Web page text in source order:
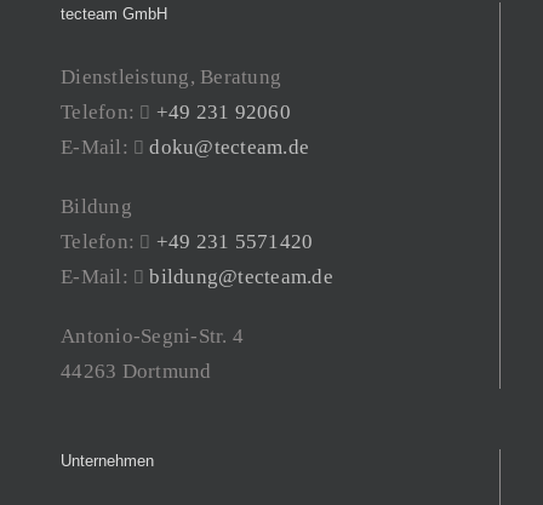
tecteam GmbH
Dienstleistung, Beratung
Telefon:
+49 231 92060
E-Mail:
doku@tecteam.de
Bildung
Telefon:
+49 231 5571420
E-Mail:
bildung@tecteam.de
Antonio-Segni-Str. 4
44263 Dortmund
Unternehmen